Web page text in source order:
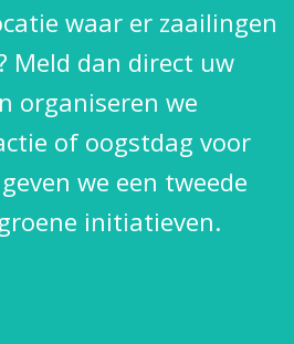
waar er zaailingen
Meld dan direct uw
organiseren we
of oogstdag voor
we een tweede
initiatieven.